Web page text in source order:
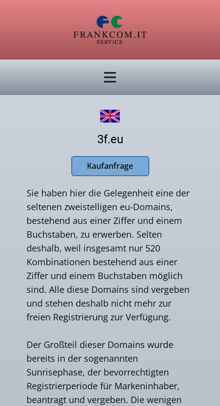
3f.eu
Kaufanfrage
Sie haben hier die Gelegenheit eine der
seltenen zweistelligen eu-Domains,
bestehend aus einer Ziffer und einem
Buchstaben, zu erwerben. Selten
deshalb, weil insgesamt nur 520
Kombinationen bestehend aus einer
Ziffer und einem Buchstaben möglich
sind. Alle diese Domains sind vergeben
und stehen deshalb nicht mehr zur
freien Registrierung zur Verfügung.
Der Großteil dieser Domains wurde
bereits in der sogenannten
Sunrisephase, der bevorrechtigten
Registrierperiode für Markeninhaber,
beantragt und vergeben. Die wenigen